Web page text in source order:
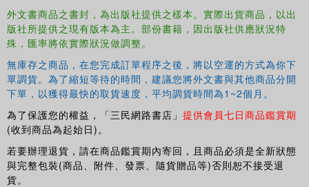
• Focuses on operation and practices of the major process
unitswith simulation examplesand aimed at the
professional engineer
• Covers acid gas treatment in view of increased
emphasis on carbon capture and storage, and introduction
of residue gasification processes
• Elucidates methodologies for safety relief load
computation for distillation columns
• Explains real-life problems in reboilers, column internals,
column pressure controls and corrosion in crude, and
外文書商品之書封，為出版社提供之樣本。實際出貨商品，以出
版社所提供之現有版本為主。部份書籍，因出版社供應狀況特
殊，匯率將依實際狀況做調整。
無庫存之商品，在您完成訂單程序之後，將以空運的方式為你下
單調貨。為了縮短等待的時間，建議您將外文書與其他商品分開
下單，以獲得最快的取貨速度，平均調貨時間為1~2個月。
為了保護您的權益，「三民網路書店」 提供會員七日商品鑑賞期
(收到商品為起始日)。
若要辦理退貨，請在商品鑑賞期內寄回，且商品必須是全新狀態
與完整包裝(商品、附件、發票、隨貨贈品等)否則恕不接受退
貨。